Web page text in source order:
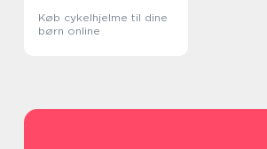
Køb cykelhjelme til dine
børn online